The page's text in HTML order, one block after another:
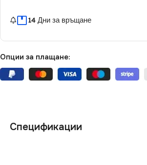
14 Дни за връщане
Опции за плащане:
Спецификации